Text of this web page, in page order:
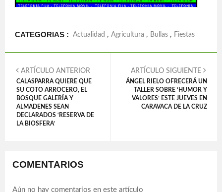
CATEGORIAS : Actualidad , Agricultura , Bullas , Fiestas
ARTÍCULO ANTERIOR
CALASPARRA QUIERE QUE
SU COTO ARROCERO, EL
BOSQUE GALERÍA Y
ALMADENES SEAN
DECLARADOS ‘RESERVA DE
LA BIOSFERA’
ARTÍCULO SIGUIENTE
ÁNGEL RIELO OFRECERÁ UN
TALLER SOBRE ‘HUMOR Y
VALORES’ ESTE JUEVES EN
CARAVACA DE LA CRUZ
COMENTARIOS
Aún no hay comentarios en este artículo